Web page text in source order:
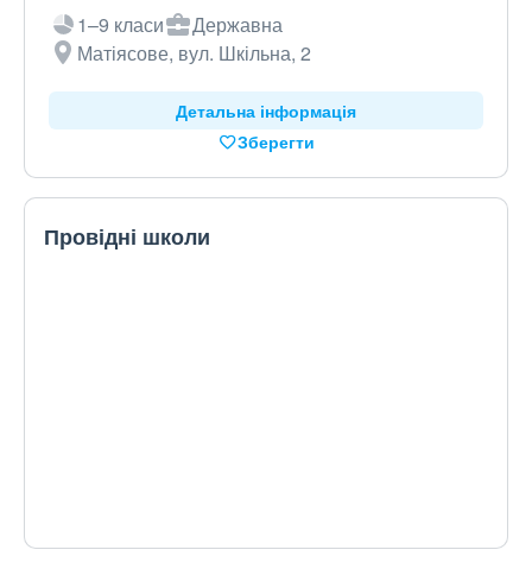
1–9 класи
Державна
Матіясове, вул. Шкільна, 2
Детальна інформація
Зберегти
Провідні школи